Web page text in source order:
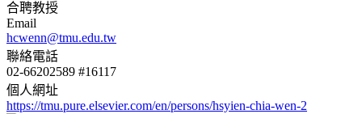
合聘教授
Email
hcwenn@tmu.edu.tw
聯絡電話
02-66202589 #16117
個人網址
https://tmu.pure.elsevier.com/en/persons/hsyien-chia-wen-2